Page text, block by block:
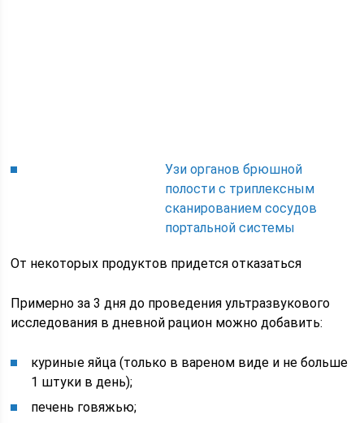
Узи органов брюшной
полости с триплексным
сканированием сосудов
портальной системы
От некоторых продуктов придется отказаться
Примерно за 3 дня до проведения ультразвукового
исследования в дневной рацион можно добавить:
куриные яйца (только в вареном виде и не больше
1 штуки в день);
печень говяжью;